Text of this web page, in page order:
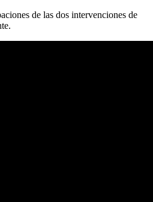
de las dos intervenciones de